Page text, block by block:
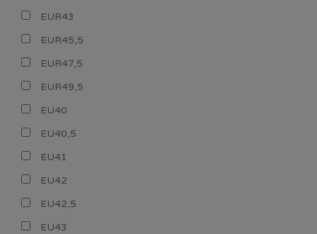
EUR43
EUR45,5
EUR47,5
EUR49,5
EU40
EU40,5
EU41
EU42
EU42,5
EU43